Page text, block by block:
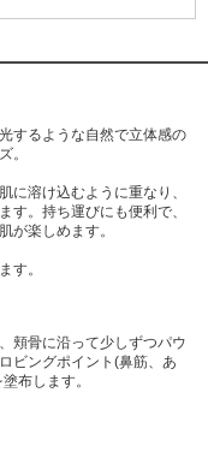
するような自然で立体感の
。
に溶け込むように重なり、
す。持ち運びにも便利で、
が楽しめます。
す。
頬骨に沿って少しずつパウ
ビングポイント(鼻筋、あ
布します。